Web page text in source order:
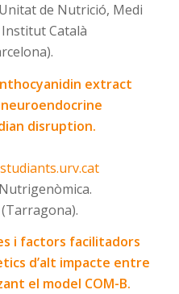
de Nutrició, Medi
Institut Català
extract
disruption.
i factors facilitadors
d’alt impacte entre
el model COM-B.